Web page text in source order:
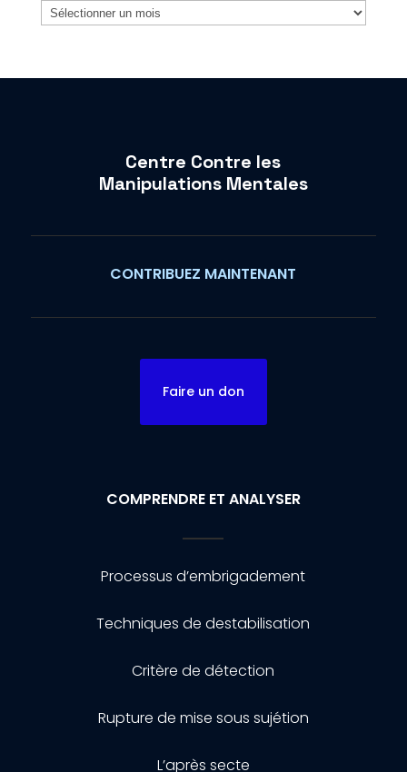
Archives
Centre Contre les
Manipulations Mentales
CONTRIBUEZ MAINTENANT
Faire un don
COMPRENDRE ET ANALYSER
Processus d’embrigadement
Techniques de destabilisation
Critère de détection
Rupture de mise sous sujétion
L’après secte